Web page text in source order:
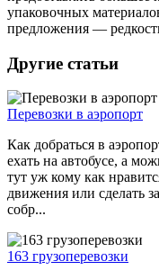
упаковочных
предложения —
Другие статьи
Перевозки в аэропорт
Как добраться в
ехать на автобусе, а
тут уж кому как
движения или сделать
собр...
163 грузоперевозки